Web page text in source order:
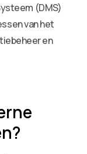
(DMS)
van het
en